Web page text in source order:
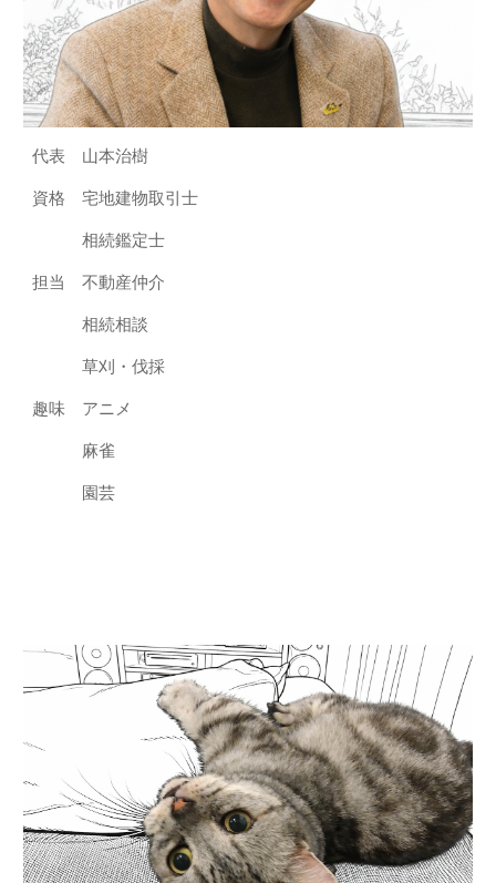
代表 山本治樹
資格 宅地建物取引士
相続鑑定士
担当 不動産仲介
相続相談
草刈・伐採
趣味 アニメ
麻雀
園芸